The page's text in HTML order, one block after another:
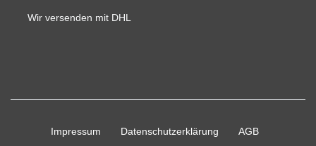
Wir versenden mit DHL
Impressum Daten­schutz­erklärung AGB